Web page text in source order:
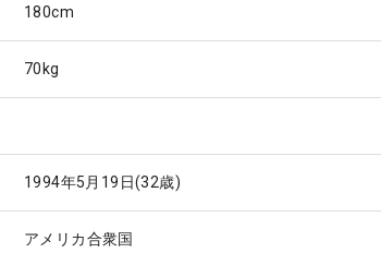
180cm
70kg
1994年5月19日(32歳)
アメリカ合衆国